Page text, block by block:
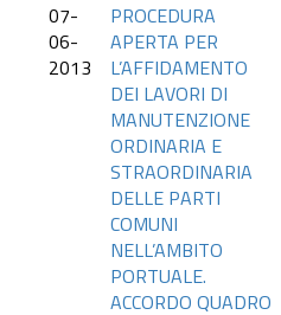
07-
06-
2013
PROCEDURA
APERTA PER
L’AFFIDAMENTO
DEI LAVORI DI
MANUTENZIONE
ORDINARIA E
STRAORDINARIA
DELLE PARTI
COMUNI
NELL’AMBITO
PORTUALE.
ACCORDO QUADRO